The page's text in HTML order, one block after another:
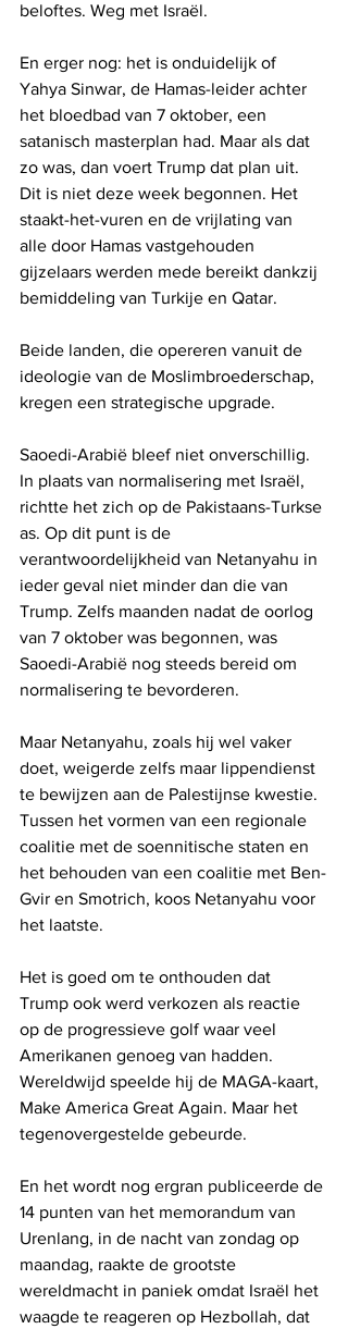
beloftes. Weg met Israël.
En erger nog: het is onduidelijk of
Yahya Sinwar, de Hamas-leider achter
het bloedbad van 7 oktober, een
satanisch masterplan had. Maar als dat
zo was, dan voert Trump dat plan uit.
Dit is niet deze week begonnen. Het
staakt-het-vuren en de vrijlating van
alle door Hamas vastgehouden
gijzelaars werden mede bereikt dankzij
bemiddeling van Turkije en Qatar.
Beide landen, die opereren vanuit de
ideologie van de Moslimbroederschap,
kregen een strategische upgrade.
Saoedi-Arabië bleef niet onverschillig.
In plaats van normalisering met Israël,
richtte het zich op de Pakistaans-Turkse
as. Op dit punt is de
verantwoordelijkheid van Netanyahu in
ieder geval niet minder dan die van
Trump. Zelfs maanden nadat de oorlog
van 7 oktober was begonnen, was
Saoedi-Arabië nog steeds bereid om
normalisering te bevorderen.
Maar Netanyahu, zoals hij wel vaker
doet, weigerde zelfs maar lippendienst
te bewijzen aan de Palestijnse kwestie.
Tussen het vormen van een regionale
coalitie met de soennitische staten en
het behouden van een coalitie met Ben-
Gvir en Smotrich, koos Netanyahu voor
het laatste.
Het is goed om te onthouden dat
Trump ook werd verkozen als reactie
op de progressieve golf waar veel
Amerikanen genoeg van hadden.
Wereldwijd speelde hij de MAGA-kaart,
Make America Great Again. Maar het
tegenovergestelde gebeurde.
En het wordt nog ergran publiceerde de
14 punten van het memorandum van
Urenlang, in de nacht van zondag op
maandag, raakte de grootste
wereldmacht in paniek omdat Israël het
waagde te reageren op Hezbollah, dat